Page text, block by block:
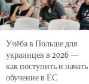
Учёба в Польше для
украинцев в 2026 —
как поступить и начать
обучение в ЕС